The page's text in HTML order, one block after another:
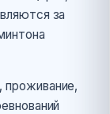
за